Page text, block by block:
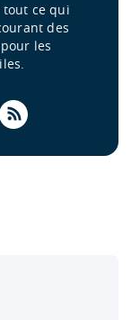
ce qui
des
les